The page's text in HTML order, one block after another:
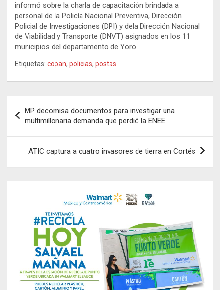
informó sobre la charla de capacitación brindada a
personal de la Policía Nacional Preventiva, Dirección
Policial de Investigaciones (DPI) y dela Dirección Nacional
de Viabilidad y Transporte (DNVT) asignados en los 11
municipios del departamento de Yoro.
Etiquetas: copan, policias, postas
de
entradas
MP decomisa documentos para investigar una
multimillonaria demanda que perdió la ENEE
ATIC captura a cuatro invasores de tierra en Cortés